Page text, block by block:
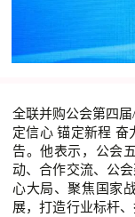
全联并购公会第四
定信心 锚定新程 奋
告。他表示，公会
动、合作交流、公
心大局、聚焦国家
展，打造行业标杆